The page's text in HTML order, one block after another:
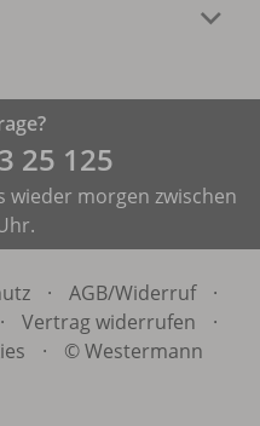
25 125
wieder morgen zwischen
· AGB/Widerruf
·
· Vertrag widerrufen
·
· © Westermann